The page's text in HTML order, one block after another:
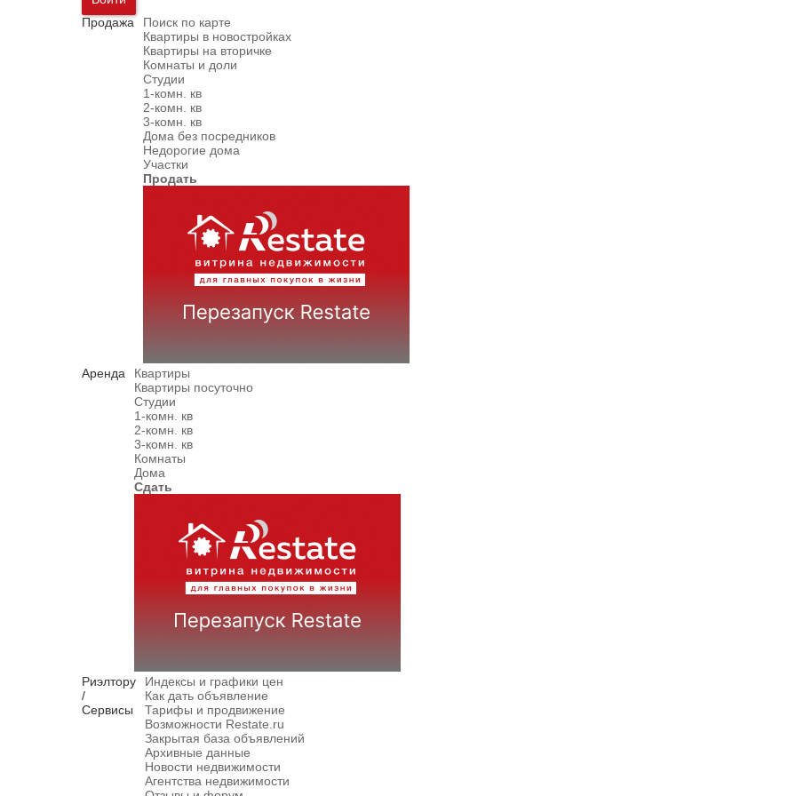
Продажа
Поиск по карте
Квартиры в новостройках
Квартиры на вторичке
Комнаты и доли
Студии
1-комн. кв
2-комн. кв
3-комн. кв
Дома без посредников
Недорогие дома
Участки
Продать
Аренда
Квартиры
Квартиры посуточно
Студии
1-комн. кв
2-комн. кв
3-комн. кв
Комнаты
Дома
Сдать
Риэлтору
/
Сервисы
Индексы и графики цен
Как дать объявление
Тарифы и продвижение
Возможности Restate.ru
Закрытая база объявлений
Архивные данные
Новости недвижимости
Агентства недвижимости